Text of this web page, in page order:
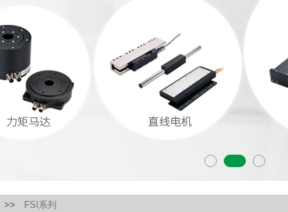
>> FSI系列